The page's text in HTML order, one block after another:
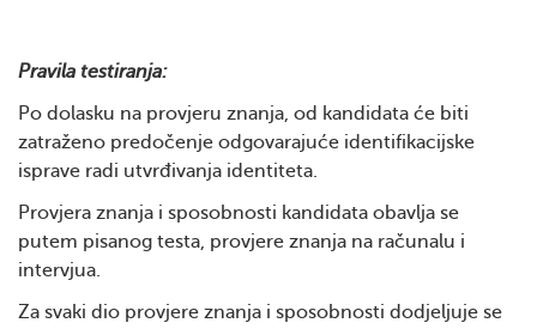
Pravila testiranja:
Po dolasku na provjeru znanja, od kandidata će biti
zatraženo predočenje odgovarajuće identifikacijske
isprave radi utvrđivanja identiteta.
Provjera znanja i sposobnosti kandidata obavlja se
putem pisanog testa, provjere znanja na računalu i
intervjua.
Za svaki dio provjere znanja i sposobnosti dodjeljuje se